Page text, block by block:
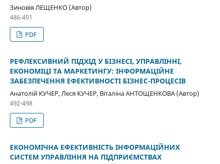
Зиновія ЛЕЩЕНКО (Автор)
486-491
PDF
РЕФЛЕКСИВНИЙ ПІДХІД У БІЗНЕСІ, УПРАВЛІННІ,
ЕКОНОМІЦІ ТА МАРКЕТИНГУ: ІНФОРМАЦІЙНЕ
ЗАБЕЗПЕЧЕННЯ ЕФЕКТИВНОСТІ БІЗНЕС-ПРОЦЕСІВ
Анатолій КУЧЕР, Леся КУЧЕР, Віталіна АНТОЩЕНКОВА (Автор)
492-498
PDF
ЕКОНОМІЧНА ЕФЕКТИВНІСТЬ ІНФОРМАЦІЙНИХ
СИСТЕМ УПРАВЛІННЯ НА ПІДПРИЄМСТВАХ